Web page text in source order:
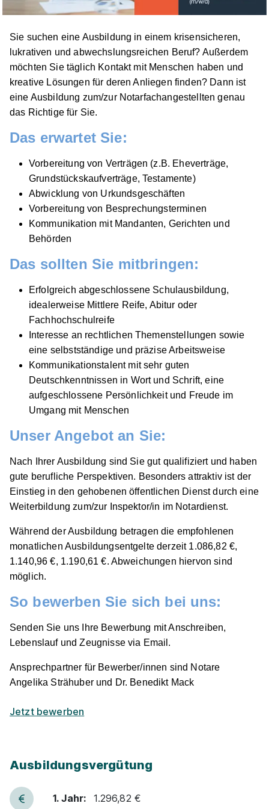
01.09.2026
1.297 - 1.401 € pro Monat
Notarin Nina Bomhard Notarkasse A.d.ö.R.
01.09.2026
94491 Hengersberg
1.297 - 1.401 € pro Monat
Ausbildung zum/zur Notarfachangestellten bei
Notar Benjamin Bremer
Notarkasse A.d.ö.R.
01.09.2026
1.297 - 1.401 € pro Monat
Notar Benjamin Bremer Notarkasse A.d.ö.R.
01.09.2026
94469 Deggendorf
Ähnliche Stellen
Notare Andreas Bosch & Andreas Kriesmair
01.09.2027
Sie suchen eine Ausbildung in einem krisensicheren,
lukrativen und abwechslungsreichen Beruf? Außerdem
möchten Sie täglich Kontakt mit Menschen haben und
kreative Lösungen für deren Anliegen finden? Dann ist
eine Ausbildung zum/zur Notarfachangestellten genau
das Richtige für Sie.
Das erwartet Sie:
Vorbereitung von Verträgen (z.B. Eheverträge,
Grundstückskaufverträge, Testamente)
Abwicklung von Urkundsgeschäften
Vorbereitung von Besprechungsterminen
Kommunikation mit Mandanten, Gerichten und
Behörden
Das sollten Sie mitbringen:
Erfolgreich abgeschlossene Schulausbildung,
idealerweise Mittlere Reife, Abitur oder
Fachhochschulreife
Interesse an rechtlichen Themenstellungen sowie
eine selbstständige und präzise Arbeitsweise
Kommunikationstalent mit sehr guten
Deutschkenntnissen in Wort und Schrift, eine
aufgeschlossene Persönlichkeit und Freude im
Umgang mit Menschen
Unser Angebot an Sie:
Nach Ihrer Ausbildung sind Sie gut qualifiziert und haben
gute berufliche Perspektiven. Besonders attraktiv ist der
Einstieg in den gehobenen öffentlichen Dienst durch eine
Weiterbildung zum/zur Inspektor/in im Notardienst.
Während der Ausbildung betragen die empfohlenen
monatlichen Ausbildungsentgelte derzeit 1.086,82 €,
1.140,96 €, 1.190,61 €. Abweichungen hiervon sind
möglich.
So bewerben Sie sich bei uns:
Senden Sie uns Ihre Bewerbung mit Anschreiben,
Lebenslauf und Zeugnisse via Email.
Ansprechpartner für Bewerber/innen sind Notare
Angelika Strähuber und Dr. Benedikt Mack
Jetzt bewerben
Ausbildungsvergütung
1. Jahr: 1.296,82 €